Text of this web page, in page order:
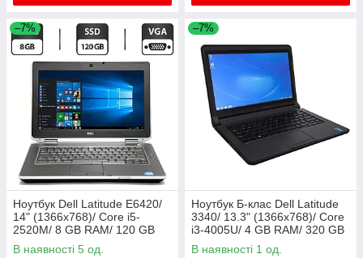
–7%
Ноутбук Dell Latitude E6420/
14" (1366x768)/ Core i5-
2520M/ 8 GB RAM/ 120 GB
SSD/ HD 3000
В наявності 5 од.
–7%
Ноутбук Б-клас Dell Latitude
3340/ 13.3" (1366x768)/ Core
i3-4005U/ 4 GB RAM/ 320 GB
HDD/ HD 4400
В наявності 1 од.